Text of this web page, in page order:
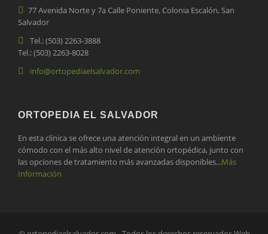
77 Avenida Norte y 7a Calle Poniente, Colonia Escalón, San
Salvador
Tel.: (503) 2263-3888
Tel.: (503) 2263-8028
info@ortopediaelsalvador.com
ORTOPEDIA EL SALVADOR
En esta clínica se ofrece una atención integral en un ambiente
cómodo con el más alto nivel de atención ortopédica, junto con
las opciones de tratamiento más avanzadas disponibles...Más
Información